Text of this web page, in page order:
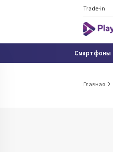
Trade-in
Смартфоны
Главная